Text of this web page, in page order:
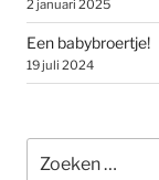
2 januari 2025
Een babybroertje!
19 juli 2024
naar: